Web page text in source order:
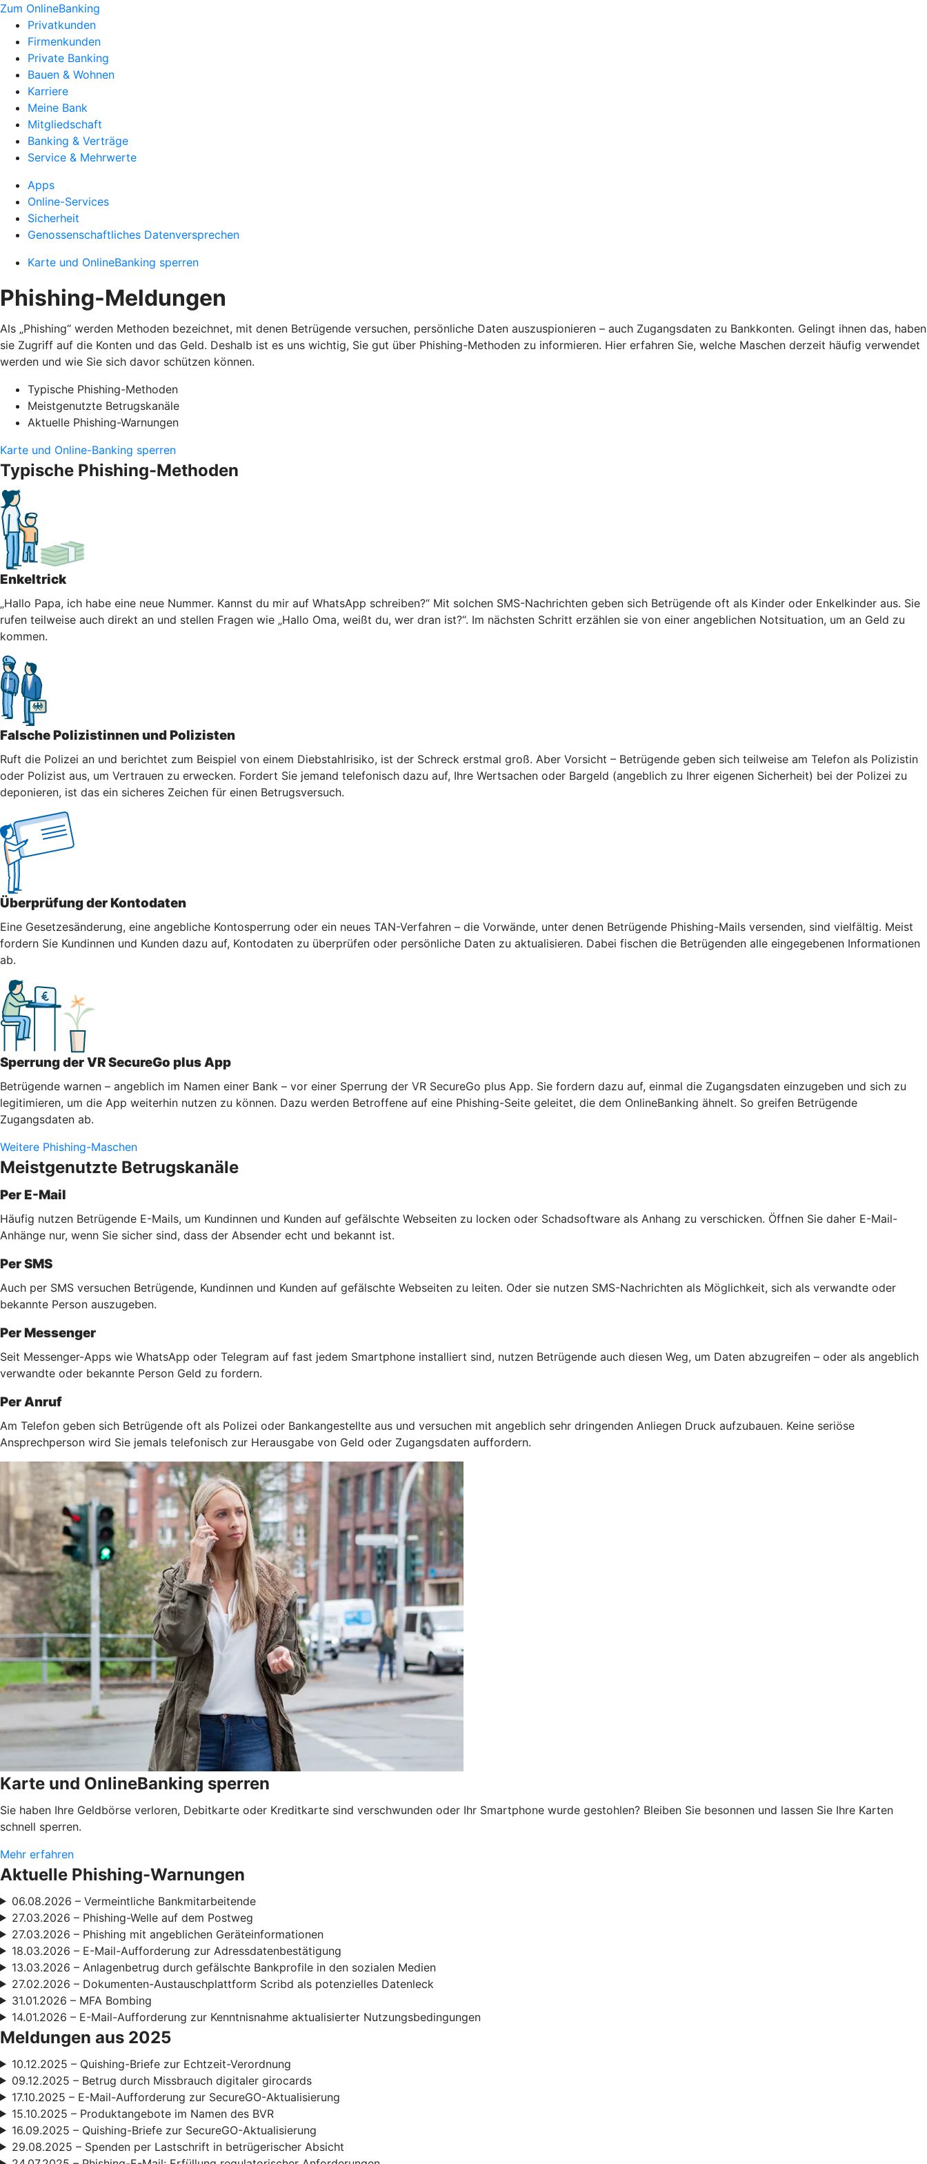
Zum OnlineBanking
Privatkunden
Firmenkunden
Private Banking
Bauen & Wohnen
Karriere
Meine Bank
Mitgliedschaft
Banking & Verträge
Service & Mehrwerte
Apps
Online-Services
Sicherheit
Genossenschaftliches Datenversprechen
Karte und OnlineBanking sperren
Phishing-Meldungen
Als „Phishing“ werden Methoden bezeichnet, mit denen Betrügende versuchen, persönliche Daten auszuspionieren – auch Zugangsdaten zu Bankkonten. Gelingt ihnen das, haben
sie Zugriff auf die Konten und das Geld. Deshalb ist es uns wichtig, Sie gut über Phishing-Methoden zu informieren. Hier erfahren Sie, welche Maschen derzeit häufig verwendet
werden und wie Sie sich davor schützen können.
Typische Phishing-Methoden
Meistgenutzte Betrugskanäle
Aktuelle Phishing-Warnungen
Karte und Online-Banking sperren
Typische Phishing-Methoden
Enkeltrick
„Hallo Papa, ich habe eine neue Nummer. Kannst du mir auf WhatsApp schreiben?“ Mit solchen SMS-Nachrichten geben sich Betrügende oft als Kinder oder Enkelkinder aus. Sie
rufen teilweise auch direkt an und stellen Fragen wie „Hallo Oma, weißt du, wer dran ist?“. Im nächsten Schritt erzählen sie von einer angeblichen Notsituation, um an Geld zu
kommen.
Falsche Polizistinnen und Polizisten
Ruft die Polizei an und berichtet zum Beispiel von einem Diebstahlrisiko, ist der Schreck erstmal groß. Aber Vorsicht – Betrügende geben sich teilweise am Telefon als Polizistin
oder Polizist aus, um Vertrauen zu erwecken. Fordert Sie jemand telefonisch dazu auf, Ihre Wertsachen oder Bargeld (angeblich zu Ihrer eigenen Sicherheit) bei der Polizei zu
deponieren, ist das ein sicheres Zeichen für einen Betrugsversuch.
Überprüfung der Kontodaten
Eine Gesetzesänderung, eine angebliche Kontosperrung oder ein neues TAN-Verfahren – die Vorwände, unter denen Betrügende Phishing-Mails versenden, sind vielfältig. Meist
fordern Sie Kundinnen und Kunden dazu auf, Kontodaten zu überprüfen oder persönliche Daten zu aktualisieren. Dabei fischen die Betrügenden alle eingegebenen Informationen
ab.
Sperrung der VR SecureGo plus App
Betrügende warnen – angeblich im Namen einer Bank – vor einer Sperrung der VR SecureGo plus App. Sie fordern dazu auf, einmal die Zugangsdaten einzugeben und sich zu
legitimieren, um die App weiterhin nutzen zu können. Dazu werden Betroffene auf eine Phishing-Seite geleitet, die dem OnlineBanking ähnelt. So greifen Betrügende
Zugangsdaten ab.
Weitere Phishing-Maschen
Meistgenutzte Betrugskanäle
Per E-Mail
Häufig nutzen Betrügende E-Mails, um Kundinnen und Kunden auf gefälschte Webseiten zu locken oder Schadsoftware als Anhang zu verschicken. Öffnen Sie daher E-Mail-
Anhänge nur, wenn Sie sicher sind, dass der Absender echt und bekannt ist.
Per SMS
Auch per SMS versuchen Betrügende, Kundinnen und Kunden auf gefälschte Webseiten zu leiten. Oder sie nutzen SMS-Nachrichten als Möglichkeit, sich als verwandte oder
bekannte Person auszugeben.
Per Messenger
Seit Messenger-Apps wie WhatsApp oder Telegram auf fast jedem Smartphone installiert sind, nutzen Betrügende auch diesen Weg, um Daten abzugreifen – oder als angeblich
verwandte oder bekannte Person Geld zu fordern.
Per Anruf
Am Telefon geben sich Betrügende oft als Polizei oder Bankangestellte aus und versuchen mit angeblich sehr dringenden Anliegen Druck aufzubauen. Keine seriöse
Ansprechperson wird Sie jemals telefonisch zur Herausgabe von Geld oder Zugangsdaten auffordern.
Karte und OnlineBanking sperren
Sie haben Ihre Geldbörse verloren, Debitkarte oder Kreditkarte sind verschwunden oder Ihr Smartphone wurde gestohlen? Bleiben Sie besonnen und lassen Sie Ihre Karten
schnell sperren.
Mehr erfahren
Aktuelle Phishing-Warnungen
06.08.2026 – Vermeintliche Bankmitarbeitende
27.03.2026 – Phishing-Welle auf dem Postweg
27.03.2026 – Phishing mit angeblichen Geräteinformationen
18.03.2026 – E-Mail-Aufforderung zur Adressdatenbestätigung
13.03.2026 – Anlagenbetrug durch gefälschte Bankprofile in den sozialen Medien
27.02.2026 – Dokumenten-Austauschplattform Scribd als potenzielles Datenleck
31.01.2026 – MFA Bombing
14.01.2026 – E-Mail-Aufforderung zur Kenntnisnahme aktualisierter Nutzungsbedingungen
Meldungen aus 2025
10.12.2025 – Quishing-Briefe zur Echtzeit-Verordnung
09.12.2025 – Betrug durch Missbrauch digitaler girocards
17.10.2025 – E-Mail-Aufforderung zur SecureGO-Aktualisierung
15.10.2025 – Produktangebote im Namen des BVR
16.09.2025 – Quishing-Briefe zur SecureGO-Aktualisierung
29.08.2025 – Spenden per Lastschrift in betrügerischer Absicht